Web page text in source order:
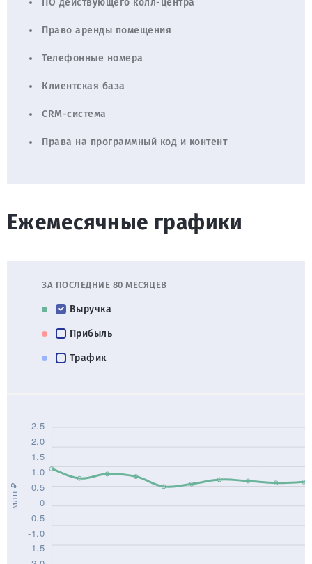
Право аренды помещения
Телефонные номера
Клиентская база
CRM-система
Права на программный код и контент
Ежемесячные графики
ЗА ПОСЛЕДНИЕ 80 МЕСЯЦЕВ
Выручка
Прибыль
Трафик